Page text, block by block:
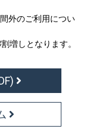
外のご利用につい
増しとなります。